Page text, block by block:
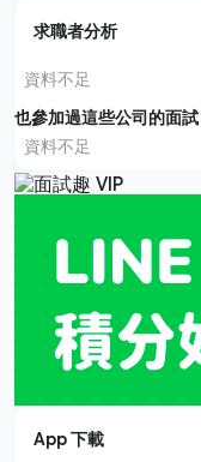
求職者分析
資料不足
也參加過這些公司的面試
資料不足
App 下載